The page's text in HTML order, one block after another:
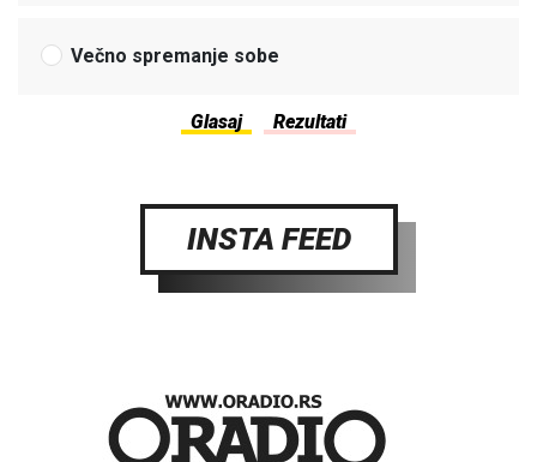
Večno spremanje sobe
INSTA FEED